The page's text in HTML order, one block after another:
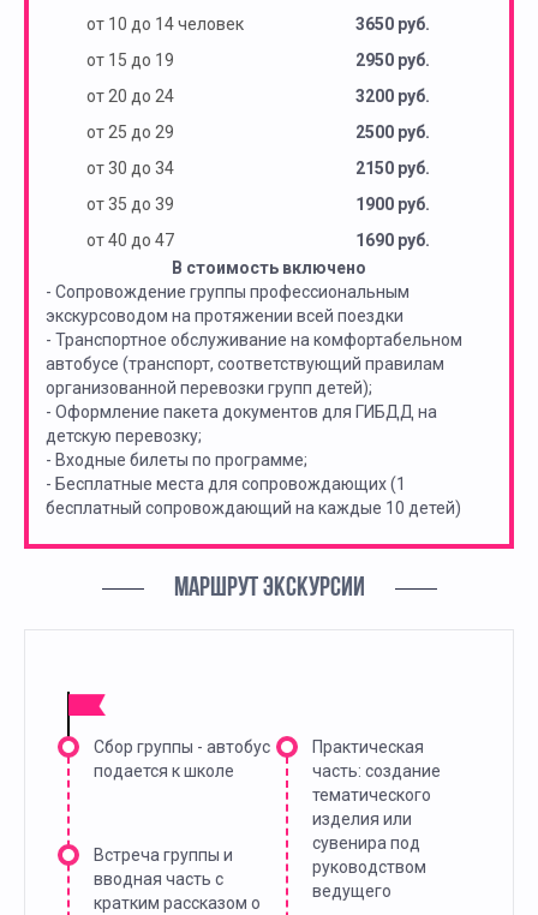
от 10 до 14 человек
3650 руб.
от 15 до 19
2950 руб.
от 20 до 24
3200 руб.
от 25 до 29
2500 руб.
от 30 до 34
2150 руб.
от 35 до 39
1900 руб.
от 40 до 47
1690 руб.
В стоимость включено
- Сопровождение группы профессиональным
экскурсоводом на протяжении всей поездки
- Транспортное обслуживание на комфортабельном
автобусе (транспорт, соответствующий правилам
организованной перевозки групп детей);
- Оформление пакета документов для ГИБДД на
детскую перевозку;
- Входные билеты по программе;
- Бесплатные места для сопровождающих (1
бесплатный сопровождающий на каждые 10 детей)
МАРШРУТ ЭКСКУРСИИ
Сбор группы - автобус
подается к школе
Встреча группы и
вводная часть с
кратким рассказом о
Практическая
часть: создание
тематического
изделия или
сувенира под
руководством
ведущего